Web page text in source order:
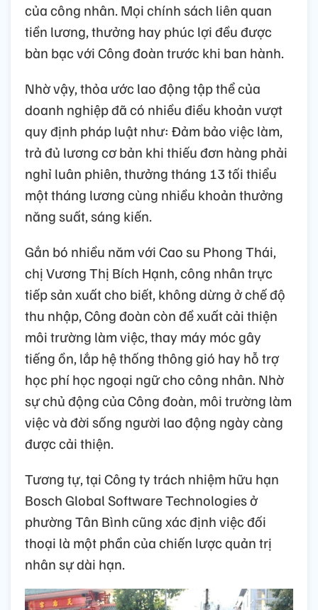
của công nhân. Mọi chính sách liên quan
tiền lương, thưởng hay phúc lợi đều được
bàn bạc với Công đoàn trước khi ban hành.
Nhờ vậy, thỏa ước lao động tập thể của
doanh nghiệp đã có nhiều điều khoản vượt
quy định pháp luật như: Đảm bảo việc làm,
trả đủ lương cơ bản khi thiếu đơn hàng phải
nghỉ luân phiên, thưởng tháng 13 tối thiểu
một tháng lương cùng nhiều khoản thưởng
năng suất, sáng kiến.
Gắn bó nhiều năm với Cao su Phong Thái,
chị Vương Thị Bích Hạnh, công nhân trực
tiếp sản xuất cho biết, không dừng ở chế độ
thu nhập, Công đoàn còn đề xuất cải thiện
môi trường làm việc, thay máy móc gây
tiếng ồn, lắp hệ thống thông gió hay hỗ trợ
học phí học ngoại ngữ cho công nhân. Nhờ
sự chủ động của Công đoàn, môi trường làm
việc và đời sống người lao động ngày càng
được cải thiện.
Tương tự, tại Công ty trách nhiệm hữu hạn
Bosch Global Software Technologies ở
phường Tân Bình cũng xác định việc đối
thoại là một phần của chiến lược quản trị
nhân sự dài hạn.